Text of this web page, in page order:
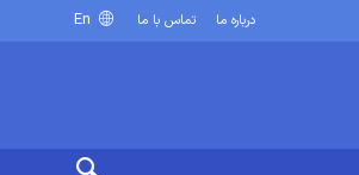
درباره ما تماس با ما